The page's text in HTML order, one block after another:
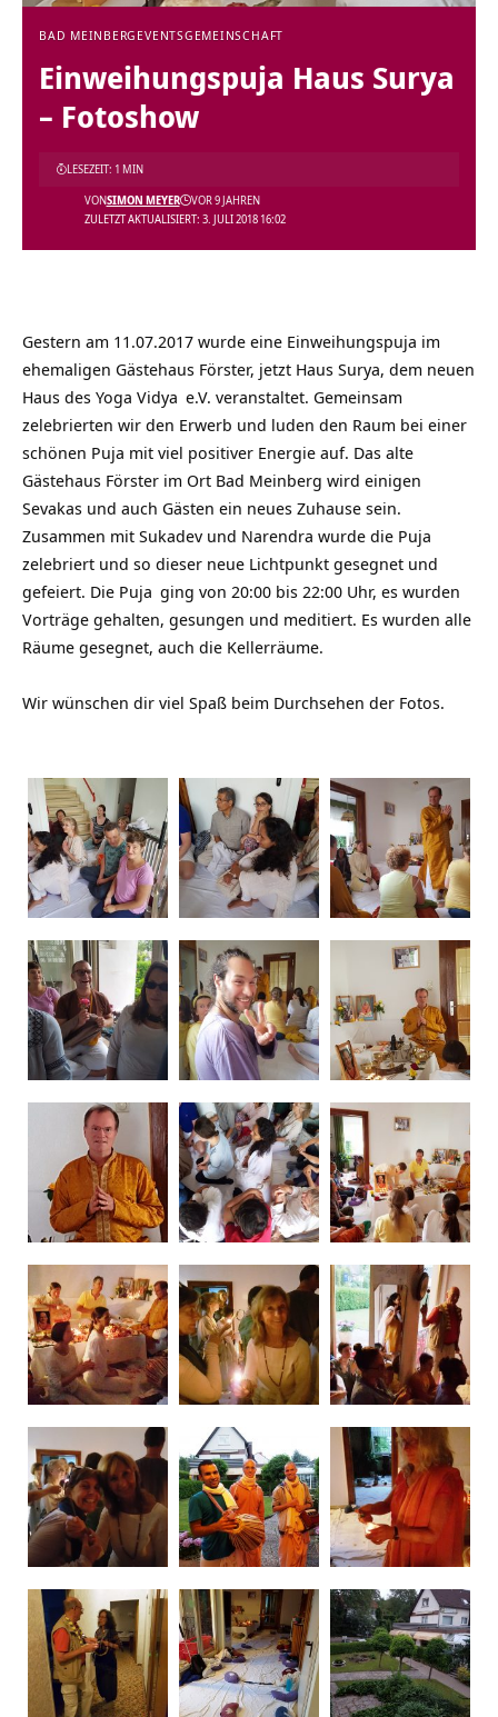
BAD MEINBERG EVENTSGEMEINSCHAFT
Einweihungspuja Haus Surya
– Fotoshow
ZULETZT AKTUALISIERT: 3. JULI 2018 16:02
VONSIMON MEYER VOR 9 JAHREN
LESEZEIT: 1 MIN
Gestern am 11.07.2017 wurde eine Einweihungspuja im
ehemaligen Gästehaus Förster, jetzt Haus Surya, dem neuen
Haus des Yoga Vidya e.V. veranstaltet. Gemeinsam
zelebrierten wir den Erwerb und luden den Raum bei einer
schönen Puja mit viel positiver Energie auf. Das alte
Gästehaus Förster im Ort Bad Meinberg wird einigen
Sevakas und auch Gästen ein neues Zuhause sein.
Zusammen mit Sukadev und Narendra wurde die Puja
zelebriert und so dieser neue Lichtpunkt gesegnet und
gefeiert. Die Puja ging von 20:00 bis 22:00 Uhr, es wurden
Vorträge gehalten, gesungen und meditiert. Es wurden alle
Räume gesegnet, auch die Kellerräume.
Wir wünschen dir viel Spaß beim Durchsehen der Fotos.